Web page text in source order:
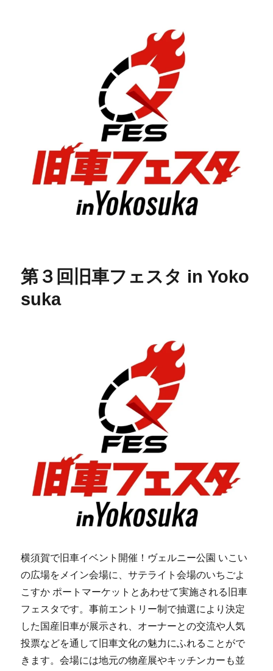
第３回旧車フェスタ in Yoko
suka
横須賀で旧車イベント開催！ヴェルニー公園 いこい
の広場をメイン会場に、サテライト会場のいちごよ
こすか ポートマーケットとあわせて実施される旧車
フェスタです。事前エントリー制で抽選により決定
した国産旧車が展示され、オーナーとの交流や人気
投票などを通して旧車文化の魅力にふれることがで
きます。会場には地元の物産展やキッチンカーも並